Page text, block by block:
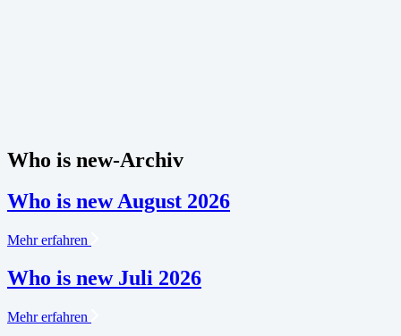
Who is new-Archiv
Who is new August 2026
Mehr erfahren
Who is new Juli 2026
Mehr erfahren